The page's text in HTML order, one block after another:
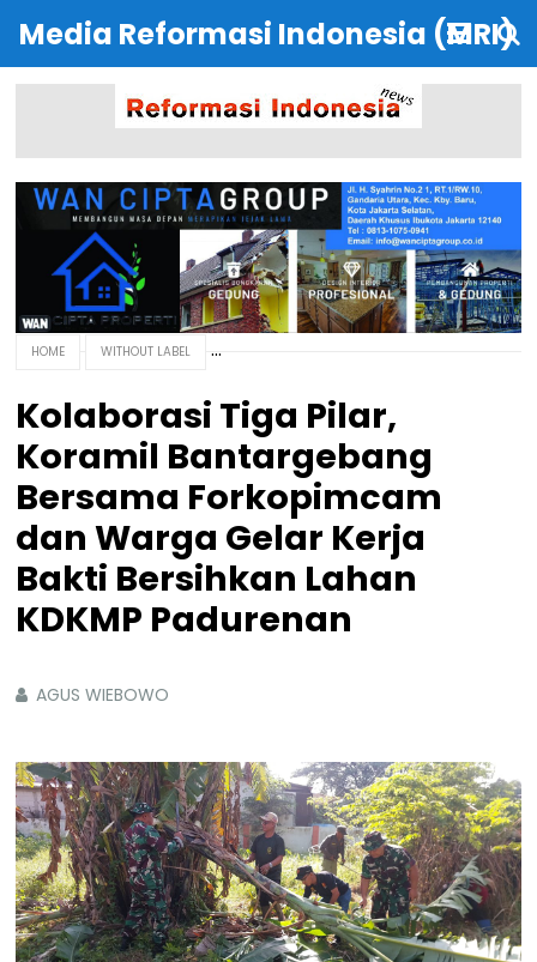
Media Reformasi Indonesia (MRI)
HOME WITHOUT LABEL
Kolaborasi Tiga Pilar,
Koramil Bantargebang
Bersama Forkopimcam
dan Warga Gelar Kerja
Bakti Bersihkan Lahan
KDKMP Padurenan
AGUS WIEBOWO